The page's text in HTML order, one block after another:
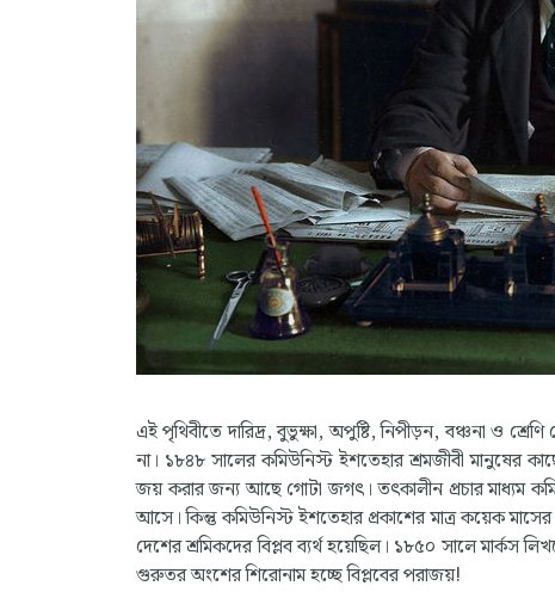
এই পৃথিবীতে দারিদ্র, বুভুক্ষা, অপুষ্টি, নিপীড়ন, বঞ্চনা ও
না। ১৮৪৮ সালের কমিউনিস্ট ইশতেহার শ্রমজীবী মানুষের
জয় করার জন্য আছে গোটা জগৎ। তৎকালীন প্রচার মাধ্যম
আসে। কিন্তু কমিউনিস্ট ইশতেহার প্রকাশের মাত্র কয়েক
দেশের শ্রমিকদের বিপ্লব ব্যর্থ হয়েছিল। ১৮৫০ সালে মার্কস
গুরুতর অংশের শিরোনাম হচ্ছে বিপ্লবের পরাজয়!